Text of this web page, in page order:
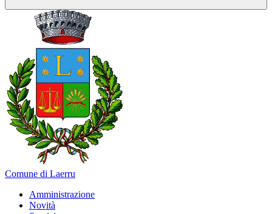
Comune di Laerru
Amministrazione
Novità